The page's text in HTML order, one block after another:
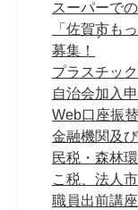
スーパーで
「佐賀市も
募集！
プラスチッ
自治会加入
Web口座振
金融機関及
民税・森林
こ税、法人市
職員出前講座